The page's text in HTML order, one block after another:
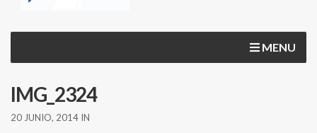
MENU
IMG_2324
20 JUNIO, 2014 IN